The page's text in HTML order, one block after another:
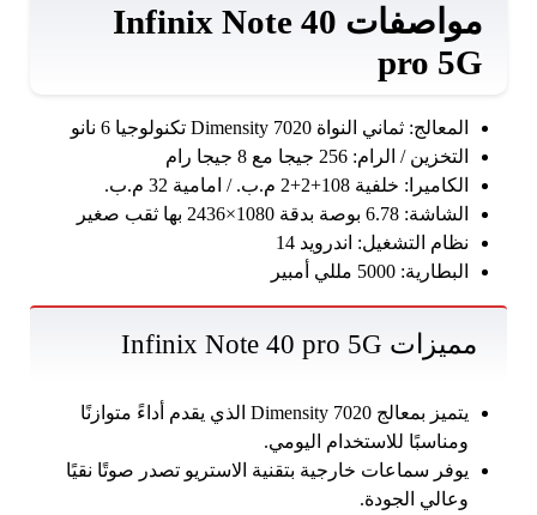
مواصفات Infinix Note 40
pro 5G
المعالج: ثماني النواة Dimensity 7020 تكنولوجيا 6 نانو
التخزين / الرام: 256 جيجا مع 8 جيجا رام
الكاميرا: خلفية 108+2+2 م.ب. / امامية 32 م.ب.
الشاشة: 6.78 بوصة بدقة 1080×2436 بها ثقب صغير
نظام التشغيل: اندرويد 14
البطارية: 5000 مللي أمبير
مميزات Infinix Note 40 pro 5G
يتميز بمعالج Dimensity 7020 الذي يقدم أداءً متوازنًا
ومناسبًا للاستخدام اليومي.
يوفر سماعات خارجية بتقنية الاستريو تصدر صوتًا نقيًا
وعالي الجودة.